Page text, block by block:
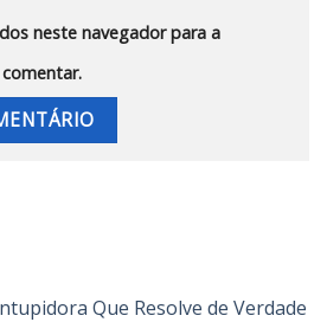
neste navegador para a
Que Resolve de Verdade